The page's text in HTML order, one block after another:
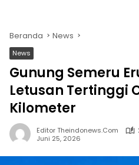
Beranda News
News
Gunung Semeru
Letusan Tertinggi
Kilometer
Editor Theindonews.com
Juni 25, 2026